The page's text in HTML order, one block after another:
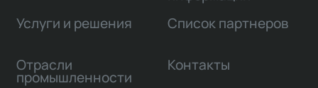
Услуги и решения
Отрасли
промышленности
Список партнеров
Контакты